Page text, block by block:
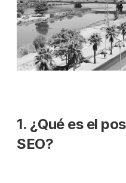
1. ¿Qué es el
SEO?